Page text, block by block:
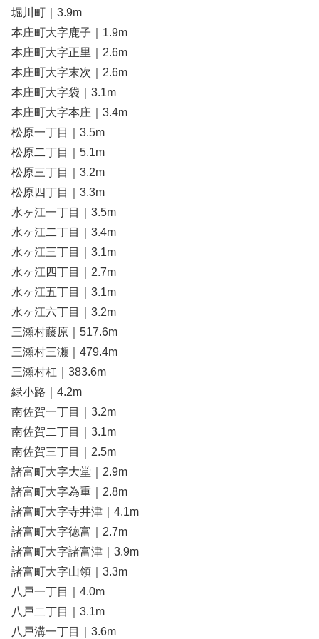
堀川町｜3.9m
本庄町大字鹿子｜1.9m
本庄町大字正里｜2.6m
本庄町大字末次｜2.6m
本庄町大字袋｜3.1m
本庄町大字本庄｜3.4m
松原一丁目｜3.5m
松原二丁目｜5.1m
松原三丁目｜3.2m
松原四丁目｜3.3m
水ヶ江一丁目｜3.5m
水ヶ江二丁目｜3.4m
水ヶ江三丁目｜3.1m
水ヶ江四丁目｜2.7m
水ヶ江五丁目｜3.1m
水ヶ江六丁目｜3.2m
三瀬村藤原｜517.6m
三瀬村三瀬｜479.4m
三瀬村杠｜383.6m
緑小路｜4.2m
南佐賀一丁目｜3.2m
南佐賀二丁目｜3.1m
南佐賀三丁目｜2.5m
諸富町大字大堂｜2.9m
諸富町大字為重｜2.8m
諸富町大字寺井津｜4.1m
諸富町大字徳富｜2.7m
諸富町大字諸富津｜3.9m
諸富町大字山領｜3.3m
八戸一丁目｜4.0m
八戸二丁目｜3.1m
八戸溝一丁目｜3.6m